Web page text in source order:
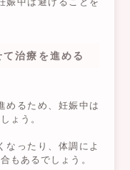
治療を進める
めるため、妊娠中は
ょう。
なったり、体調によ
もあるでしょう。